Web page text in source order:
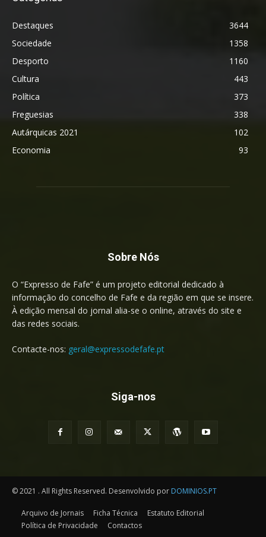
Destaques
3644
Sociedade
1358
Desporto
1160
Cultura
443
Política
373
Freguesias
338
Autárquicas 2021
102
Economia
93
Sobre Nós
O “Expresso de Fafe” é um projeto editorial dedicado à
informação do concelho de Fafe e da região em que se insere.
À edição mensal do jornal alia-se o online, através do site e
das redes sociais.
Contacte-nos: geral@expressodefafe.pt
Siga-nos
© 2021 . All Rights Reserved. Desenvolvido por DOMINIOS.PT
Arquivo de Jornais Ficha Técnica
Estatuto Editorial
Política de Privacidade
Contactos